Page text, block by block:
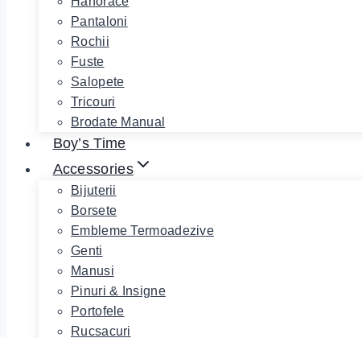
Pantaloni
Rochii
Fuste
Salopete
Tricouri
Brodate Manual
Boy’s Time
Accessories
Bijuterii
Borsete
Embleme Termoadezive
Genti
Manusi
Pinuri & Insigne
Portofele
Rucsacuri